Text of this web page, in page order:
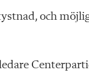
och